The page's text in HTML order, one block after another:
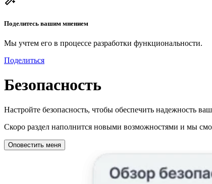
Поделитесь вашим мнением
Мы учтем его в процессе разработки функциональности.
Поделиться
Безопасность
Настройте безопасность, чтобы обеспечить надежность
Скоро раздел наполнится новыми возможностями и мы
Оповестить меня